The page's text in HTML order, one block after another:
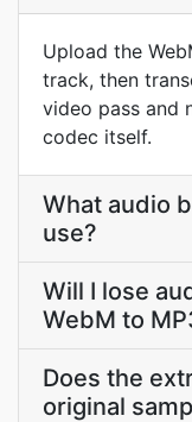
Upload the
track, then
video pass and
codec itself.
What audio
use?
Will I lose
WebM to
Does the
original